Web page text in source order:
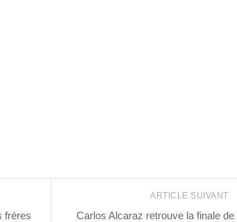
ARTICLE SUIVANT
Carlos Alcaraz retrouve la finale de
frères